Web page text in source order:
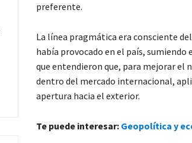
preferente.
La línea pragmática era consciente
había provocado en el país,
que entendieron que, para mejorar el
dentro del mercado internacional,
apertura hacia el exterior.
Te puede interesar: Geopolítica y